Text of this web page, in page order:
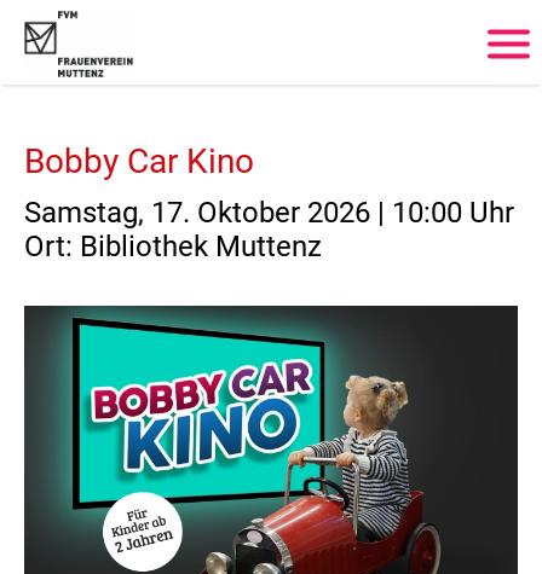
Login
Passwort
Register|Lost your password?
Support
Lorem ipsum dolor sit amet:
Bobby Car Kino
Samstag, 17. Oktober 2026 | 10:00 Uhr
Ort: Bibliothek Muttenz